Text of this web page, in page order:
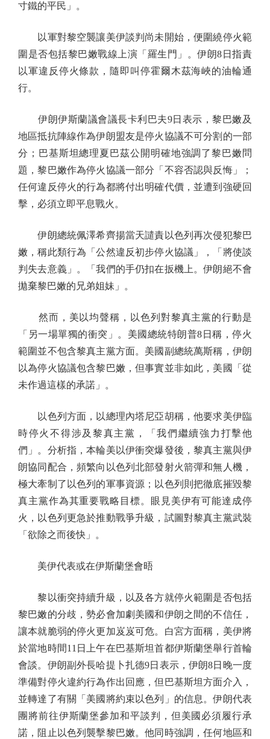
寸鐵的平民」。
以軍對黎空襲讓美伊談判尚未開始，便圍繞停火範
圍是否包括黎巴嫩戰線上演「羅生門」。伊朗8日指責
以軍違反停火條款，隨即叫停霍爾木茲海峽的油輪通
行。
伊朗伊斯蘭議會議長卡利巴夫9日表示，黎巴嫩及
地區抵抗陣線作為伊朗盟友是停火協議不可分割的一部
分；巴基斯坦總理夏巴茲公開明確地強調了黎巴嫩問
題，黎巴嫩作為停火協議一部分「不容否認與反悔」；
任何違反停火的行為都將付出明確代價，並遭到強硬回
擊，必須立即平息戰火。
伊朗總統佩澤希齊揚當天譴責以色列再次侵犯黎巴
嫩，稱此類行為「公然違反初步停火協議」，「將使談
判失去意義」。「我們的手仍扣在扳機上。伊朗絕不會
拋棄黎巴嫩的兄弟姐妹」。
然而，美以均聲稱，以色列對黎真主黨的行動是
「另一場單獨的衝突」。美國總統特朗普8日稱，停火
範圍並不包含黎真主黨方面。美國副總統萬斯稱，伊朗
以為停火協議包含黎巴嫩，但事實並非如此，美國「從
未作過這樣的承諾」。
以色列方面，以總理內塔尼亞胡稱，他要求美伊臨
時停火不得涉及黎真主黨，「我們繼續強力打擊他
們」。分析指，本輪美以伊衝突爆發後，黎真主黨與伊
朗協同配合，頻繁向以色列北部發射火箭彈和無人機，
極大牽制了以色列的軍事資源；以色列則把徹底摧毀黎
真主黨作為其重要戰略目標。眼見美伊有可能達成停
火，以色列更急於推動戰爭升級，試圖對黎真主黨武裝
「欲除之而後快」。
美伊代表或在伊斯蘭堡會晤
黎以衝突持續升級，以及各方就停火範圍是否包括
黎巴嫩的分歧，勢必會加劇美國和伊朗之間的不信任，
讓本就脆弱的停火更加岌岌可危。白宮方面稱，美伊將
於當地時間11日上午在巴基斯坦首都伊斯蘭堡舉行首輪
會談。伊朗副外長哈提卜扎德9日表示，伊朗8日晚一度
準備對停火違約行為作出回應，但巴基斯坦方面介入，
並轉達了有關「美國將約束以色列」的信息。伊朗代表
團將前往伊斯蘭堡參加和平談判，但美國必須履行承
諾，阻止以色列襲擊黎巴嫩。他同時強調，任何地區和